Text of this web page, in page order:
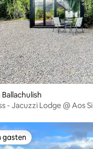
- Jacuzzi Lodge @ Aos Si
gasten
gasten